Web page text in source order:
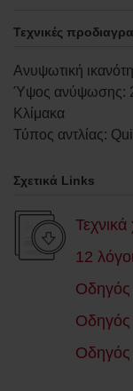
Τεχνικές
Ανυψωτική
Ύψος ανύψωσης:
Κλίμακα
Τύπος αντλίας:
Σχετικά Links
Τεχνικά
12
Οδηγός
Οδηγός